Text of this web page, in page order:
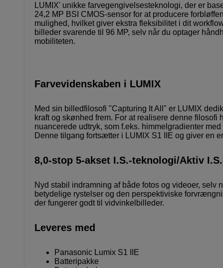
LUMIX' unikke farvegengivelsesteknologi, der er
24,2 MP BSI CMOS-sensor for at producere
mulighed, hvilket giver ekstra fleksibilitet i dit
billeder svarende til 96 MP, selv når du optager
mobiliteten.
Farvevidenskaben i LUMIX
Med sin billedfilosofi "Capturing It All" er LUMIX
kraft og skønhed frem. For at realisere denne
nuancerede udtryk, som f.eks. himmelgradienter
Denne tilgang fortsætter i LUMIX S1 IIE og giver en
8,0-stop 5-akset I.S.-teknologi/Aktiv
Nyd stabil indramning af både fotos og videoer, selv
betydelige rystelser og den perspektiviske
der fungerer godt til vidvinkelbilleder.
Leveres med
Panasonic Lumix S1 IIE
Batteripakke